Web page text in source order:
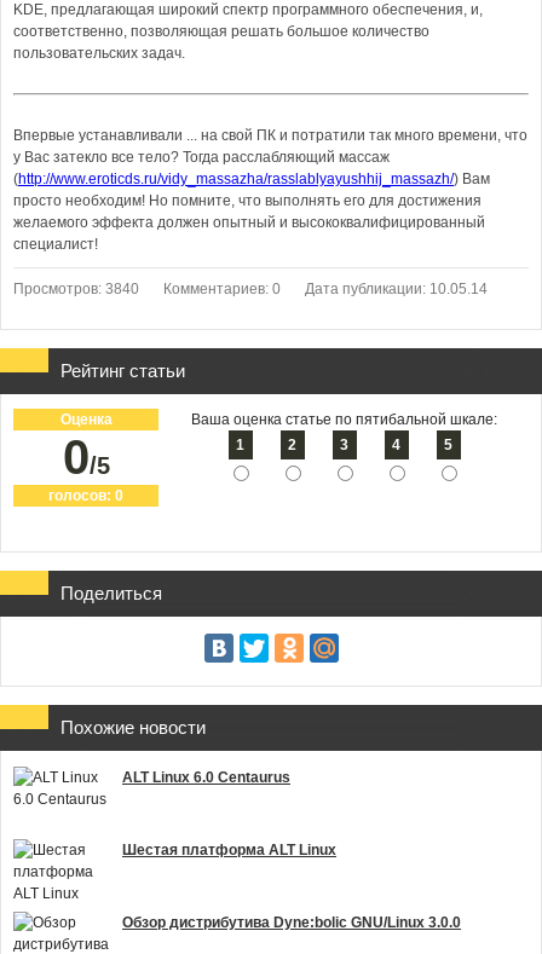
KDE, предлагающая широкий спектр программного обеспечения, и,
соответственно, позволяющая решать большое количество
пользовательских задач.
Впервые устанавливали ... на свой ПК и потратили так много времени, что
у Вас затекло все тело? Тогда расслабляющий массаж
(http://www.eroticds.ru/vidy_massazha/rasslablyayushhij_massazh/) Вам
просто необходим! Но помните, что выполнять его для достижения
желаемого эффекта должен опытный и высококвалифицированный
специалист!
Просмотров: 3840 Комментариев: 0 Дата публикации: 10.05.14
Рейтинг статьи
Оценка
0/5
голосов: 0
Ваша оценка статье по пятибальной шкале:
1
2 3 4 5
Поделиться
Похожие новости
ALT Linux 6.0 Centaurus
Шестая платформа ALT Linux
Обзор дистрибутива Dyne:bolic GNU/Linux 3.0.0